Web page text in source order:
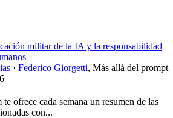
militar de la IA y la responsabilidad
· Federico Giorgetti, Más allá del prompt
ofrece cada semana un resumen de las
con...